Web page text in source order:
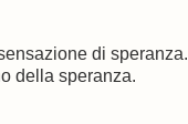
di speranza.
della speranza.